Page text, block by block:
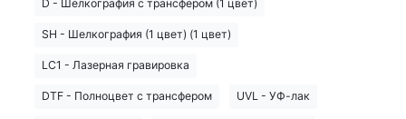
D - Шелкография с трансфером (1 цвет)
SH - Шелкография (1 цвет) (1 цвет)
LC1 - Лазерная гравировка
DTF - Полноцвет с трансфером UVL - УФ-лак